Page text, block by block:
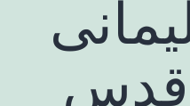
قدس